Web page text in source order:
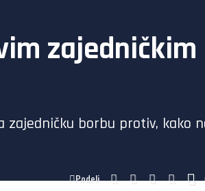
zajedničkim
borbu protiv, kako
Podeli